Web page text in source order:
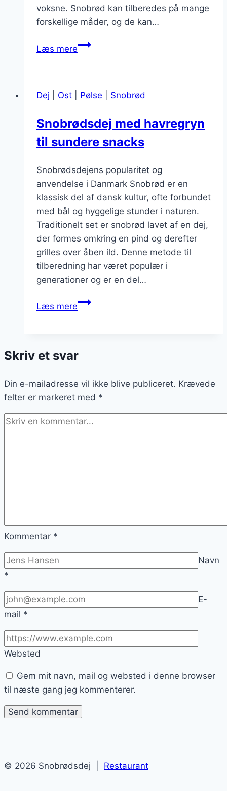
voksne. Snobrød kan tilberedes på mange
forskellige måder, og de kan…
Læs mereSnobrødsdej
æg
Dej Ost Pølse Snobrød
Snobrødsdej med havregryn
til sundere snacks
Snobrødsdejens popularitet og
anvendelse i Danmark Snobrød er en
klassisk del af dansk kultur, ofte forbundet
med bål og hyggelige stunder i naturen.
Traditionelt set er snobrød lavet af en dej,
der formes omkring en pind og derefter
grilles over åben ild. Denne metode til
tilberedning har været populær i
generationer og er en del…
Læs mereSnobrødsdej
sundere
Skriv et svar
Din e-mailadresse vil ikke blive publiceret. Krævede
felter er markeret med *
Kommentar *
Navn
*
E-
mail *
Websted
Gem mit navn, mail og websted i denne browser
til næste gang jeg kommenterer.
© 2026 Snobrødsdej | Restaurant